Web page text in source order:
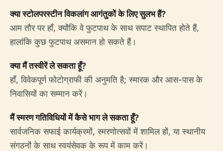
क्या स्टोलपरस्टीन विकलांग आगंतुकों के लिए सुलभ हैं?
आम तौर पर हाँ, क्योंकि वे फुटपाथ के साथ सपाट स्थापित होते हैं,
हालांकि कुछ फुटपाथ असमान हो सकते हैं।
क्या मैं तस्वीरें ले सकता हूँ?
हाँ, विवेकपूर्ण फोटोग्राफी की अनुमति है; स्मारक और आस-पास के
निवासियों का सम्मान करें।
मैं स्मरण गतिविधियों में कैसे भाग ले सकता हूँ?
सार्वजनिक सफाई कार्यक्रमों, स्मरणोत्सवों में शामिल हों, या स्थानीय
संगठनों के साथ स्वयंसेवक के रूप में काम करें।